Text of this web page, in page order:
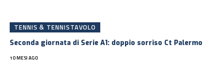
TENNIS & TENNISTAVOLO
Seconda giornata di Serie A1: doppio sorriso Ct Palermo
10 MESI AGO